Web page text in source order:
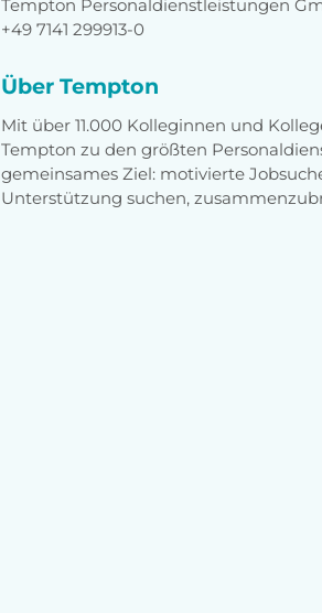
Tempton Personaldienstleistungen
+49 7141 299913-0
Über Tempton
Mit über 11.000 Kolleginnen und
Tempton zu den größten
gemeinsames Ziel: motivierte
Unterstützung suchen,